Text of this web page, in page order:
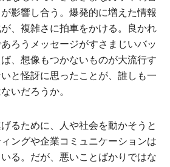
影響し合う。爆発的に増えた情報
、複雑さに拍車をかける。良かれ
ろうメッセージがすさまじいバッ
、想像もつかないものが大流行す
と怪訝に思ったことが、誰しも一
いだろうか。
るために、人や社会を動かそうと
ングや企業コミュニケーションは
る。だが、悪いことばかりではな